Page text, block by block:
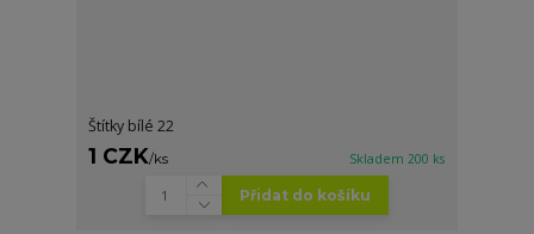
Štítky bílé 22
1 CZK/ks Skladem 200 ks
Přidat do košíku